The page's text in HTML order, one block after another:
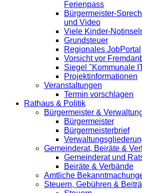
Ferienpass
Bürgermeister-
und Video
Viele Kinder-
Grundsteuer
Regionales JobPortal
Vorsicht vor
Siegel "Kommunale
Projektinformationen
Veranstaltungen
Termin vorschlagen
Rathaus & Politik
Bürgermeister &
Bürgermeister
Bürgermeisterbrief
Gemeinderat, Beiräte &
Gemeinderat und
Beiräte & Verbände
Amtliche
Steuern, Gebühren &